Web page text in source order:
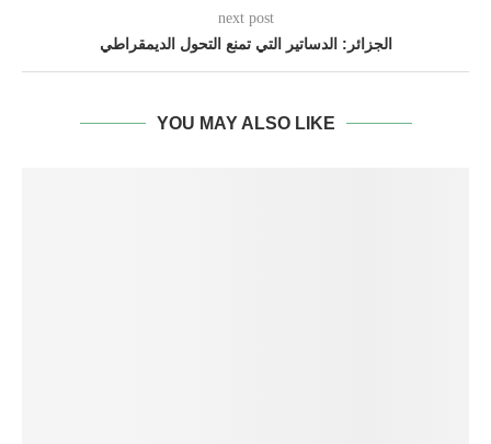
next post
الجزائر: الدساتير التي تمنع التحول الديمقراطي
YOU MAY ALSO LIKE